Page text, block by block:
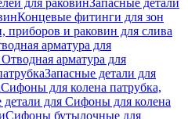
для раковинЗапасные детали
Концевые фитинги для зон
и раковин для слива
арматура для
арматура для
Запасные детали для
Сифоны для колена патрубка,
детали для Сифоны для колена
Сифоны бутылочные для